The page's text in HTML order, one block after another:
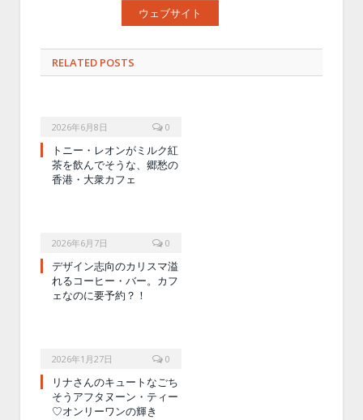
ウェブサイト
RELATED POSTS
2026年6月8日 0
トニー・レオンがミルク紅
茶を飲んでそうな、郷愁の
香港・大衆カフェ
2026年6月7日 0
デザイン志向のカリスマ溢
れるコーヒー・バー。カフ
ェなのに要予約？！
2026年1月27日 0
リナさんのキュートなごち
そうアフタヌーン・ティー
♡オンリーワンの輝き